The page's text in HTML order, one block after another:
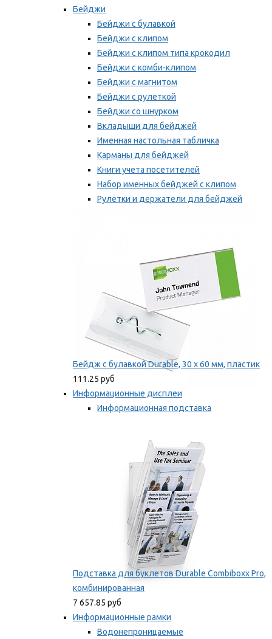
Бейджи
Бейджи с булавкой
Бейджи с клипом
Бейджи с клипом типа крокодил
Бейджи с комби-клипом
Бейджи с магнитом
Бейджи с рулеткой
Бейджи со шнурком
Вкладыши для бейджей
Именная настольная табличка
Карманы для бейджей
Книги учета посетителей
Набор именных бейджей с клипом
Рулетки и держатели для бейджей
Бейдж с булавкой Durable, 30 х 60 мм, пластик
111.25 руб
Информационные дисплеи
Информационная подставка
Подставка для буклетов Durable Combiboxx Pro,
комбинированная
7 657.85 руб
Информационные рамки
Водонепроницаемые